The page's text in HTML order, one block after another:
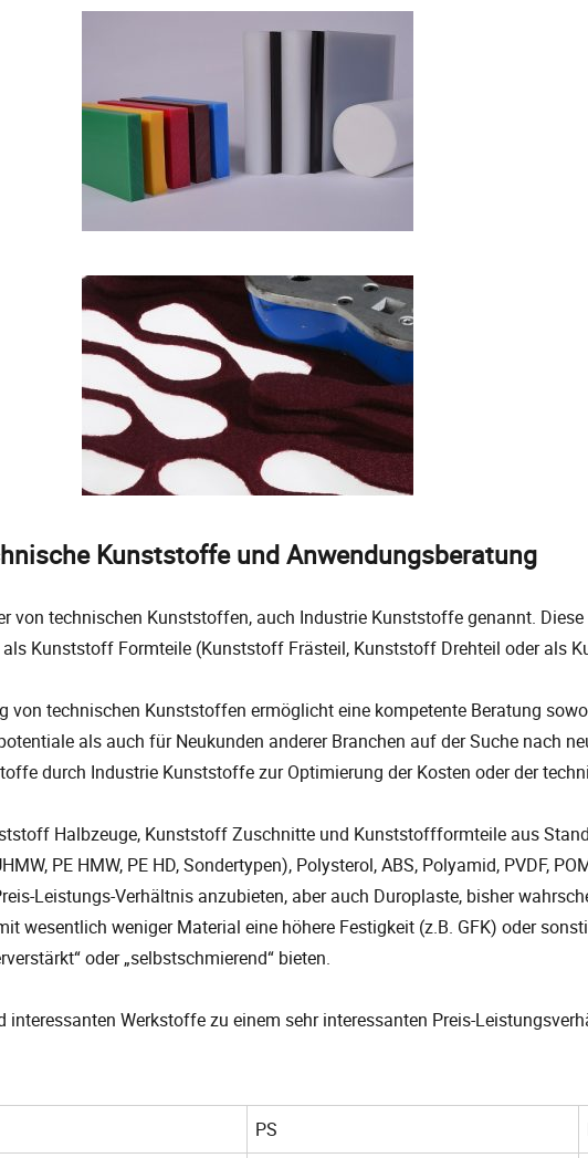
Kunststoffe und Anwendungsberatung
von technischen Kunststoffen, auch Industrie Kunststoffe genannt.
Kunststoff Formteile (Kunststoff Frästeil, Kunststoff Drehteil oder als
von technischen Kunststoffen ermöglicht eine kompetente Beratung
als auch für Neukunden anderer Branchen auf der Suche nach
durch Industrie Kunststoffe zur Optimierung der Kosten oder der
Halbzeuge, Kunststoff Zuschnitte und Kunststoffformteile aus
PE HMW, PE HD, Sondertypen), Polysterol, ABS, Polyamid, PVDF,
Leistungs-Verhältnis anzubieten, aber auch Duroplaste, bisher
wesentlich weniger Material eine höhere Festigkeit (z.B. GFK) oder
oder „selbstschmierend“ bieten.
Werkstoffe zu einem sehr interessanten Preis-
PS